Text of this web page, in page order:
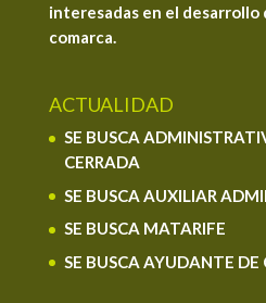
interesadas en el desarrollo
comarca.
ACTUALIDAD
SE BUSCA
CERRADA
SE BUSCA AUXILIAR
SE BUSCA MATARIFE
SE BUSCA AYUDANTE DE